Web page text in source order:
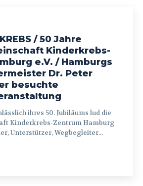
/ 50 Jahre
Kinderkrebs-
e.V. / Hamburgs
Dr. Peter
besuchte
Kinderkrebs-Zentrum Hamburg
Unterstützer, Wegbegleiter...